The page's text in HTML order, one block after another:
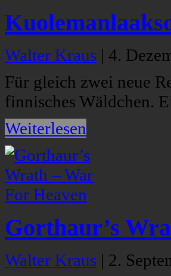
Walter Kraus | 4.
Für gleich zwei neue
finnisches Wäldchen.
Weiterlesen
Gorthaur’s
Walter Kraus | 2.